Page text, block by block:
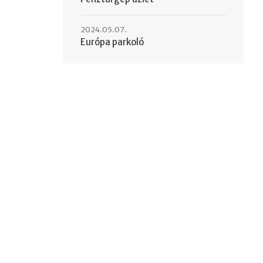
Európa parkoló
2024.05.07.